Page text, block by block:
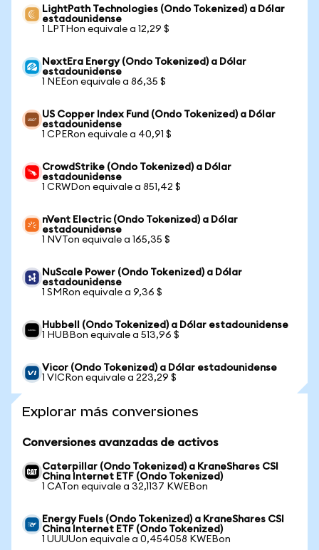
LightPath Technologies (Ondo Tokenized) a Dólar
estadounidense
1 LPTHon equivale a 12,29 $
NextEra Energy (Ondo Tokenized) a Dólar
estadounidense
1 NEEon equivale a 86,35 $
US Copper Index Fund (Ondo Tokenized) a Dólar
estadounidense
1 CPERon equivale a 40,91 $
CrowdStrike (Ondo Tokenized) a Dólar
estadounidense
1 CRWDon equivale a 851,42 $
nVent Electric (Ondo Tokenized) a Dólar
estadounidense
1 NVTon equivale a 165,35 $
NuScale Power (Ondo Tokenized) a Dólar
estadounidense
1 SMRon equivale a 9,36 $
Hubbell (Ondo Tokenized) a Dólar estadounidense
1 HUBBon equivale a 513,96 $
Vicor (Ondo Tokenized) a Dólar estadounidense
1 VICRon equivale a 223,29 $
Explorar más conversiones
Conversiones avanzadas de activos
Caterpillar (Ondo Tokenized) a KraneShares CSI
China Internet ETF (Ondo Tokenized)
1 CATon equivale a 32,1137 KWEBon
Energy Fuels (Ondo Tokenized) a KraneShares CSI
China Internet ETF (Ondo Tokenized)
1 UUUUon equivale a 0,454058 KWEBon